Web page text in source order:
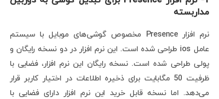
مداربسته
نرم افزار Presence مخصوص گوشی‌های موبایل با سیستم
عامل ios طراحی شده است. این نرم افزار در دو نسخه رایگان و
پولی طراحی شده است. نسخه رایگان این نرم افزار، فضایی با
ظرفیت 50 مگابایت برای ذخیره اطلاعات در اختیار کاربر قرار
می‌دهد. اما نسخه قابل خرید این نرم افزار دارای فضایی با